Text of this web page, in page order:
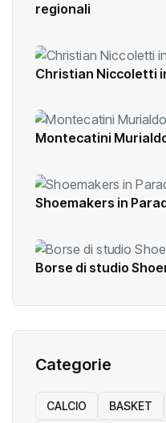
regionali
Christian Niccoletti
Montecatini
Shoemakers in
Borse di studio
Categorie
CALCIO BASKET